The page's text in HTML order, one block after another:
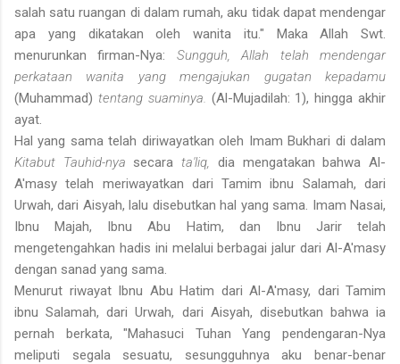
salah satu ruangan di dalam rumah, aku tidak dapat mendengar
apa yang dikatakan oleh wanita itu." Maka Allah Swt.
menurunkan firman-Nya: Sungguh, Allah telah mendengar
perkataan wanita yang mengajukan gugatan kepadamu
(Muhammad) tentang suaminya. (Al-Mujadilah: 1), hingga akhir
ayat.
Hal yang sama telah diriwayatkan oleh Imam Bukhari di dalam
Kitabut Tauhid-nya secarata'liq, dia mengatakan bahwa Al-
A'masy telah meriwayatkan dari Tamim ibnu Salamah, dari
Urwah, dari Aisyah, lalu disebutkan hal yang sama. Imam Nasai,
Ibnu Majah, Ibnu Abu Hatim, dan Ibnu Jarir telah
mengetengahkan hadis ini melalui berbagai jalur dari Al-A'masy
dengan sanad yang sama.
Menurut riwayat Ibnu Abu Hatim dari Al-A'masy, dari Tamim
ibnu Salamah, dari Urwah, dari Aisyah, disebutkan bahwa ia
pernah berkata, "Mahasuci Tuhan Yang pendengaran-Nya
meliputi segala sesuatu, sesungguhnya aku benar-benar